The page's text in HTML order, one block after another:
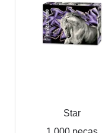
Star